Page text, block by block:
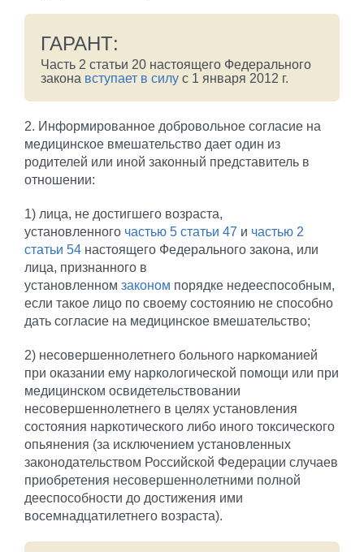
ГАРАНТ:
Часть 2 статьи 20 настоящего Федерального
закона вступает в силу с 1 января 2012 г.
2. Информированное добровольное согласие на
медицинское вмешательство дает один из
родителей или иной законный представитель в
отношении:
1) лица, не достигшего возраста,
установленного частью 5 статьи 47 и частью 2
статьи 54 настоящего Федерального закона, или
лица, признанного в
установленном законом порядке недееспособным,
если такое лицо по своему состоянию не способно
дать согласие на медицинское вмешательство;
2) несовершеннолетнего больного наркоманией
при оказании ему наркологической помощи или при
медицинском освидетельствовании
несовершеннолетнего в целях установления
состояния наркотического либо иного токсического
опьянения (за исключением установленных
законодательством Российской Федерации случаев
приобретения несовершеннолетними полной
дееспособности до достижения ими
восемнадцатилетнего возраста).